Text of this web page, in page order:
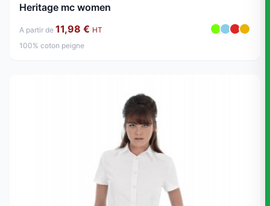
Heritage mc women
A partir de 11,98 € HT
100% coton peigne